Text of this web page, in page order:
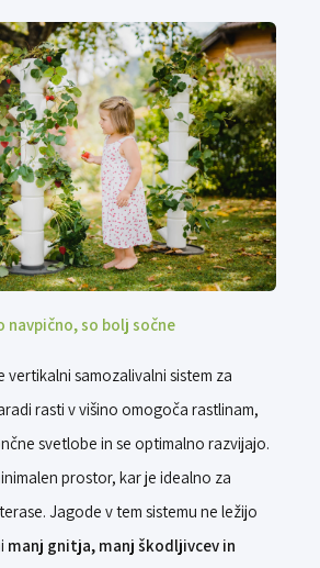
so bolj sočne
vertikalni samozalivalni sistem za
rasti v višino omogoča rastlinam,
svetlobe in se optimalno razvijajo.
prostor, kar je idealno za
Jagode v tem sistemu ne ležijo
manj gnitja, manj škodljivcev in